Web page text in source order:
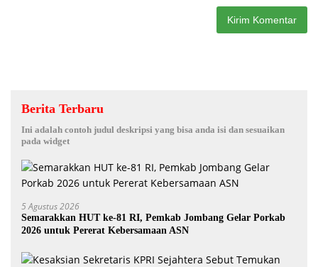
Berita Terbaru
Ini adalah contoh judul deskripsi yang bisa anda isi dan sesuaikan
pada widget
5 Agustus 2026
Semarakkan HUT ke-81 RI, Pemkab Jombang Gelar Porkab
2026 untuk Pererat Kebersamaan ASN